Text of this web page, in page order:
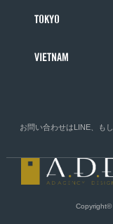
TOKYO
VIETNAM
お問い合わせはLINE、も
Copyright©